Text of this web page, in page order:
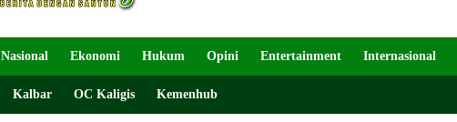
Nasional Ekonomi Hukum Opini Entertainment Internasional
Kalbar OC Kaligis Kemenhub